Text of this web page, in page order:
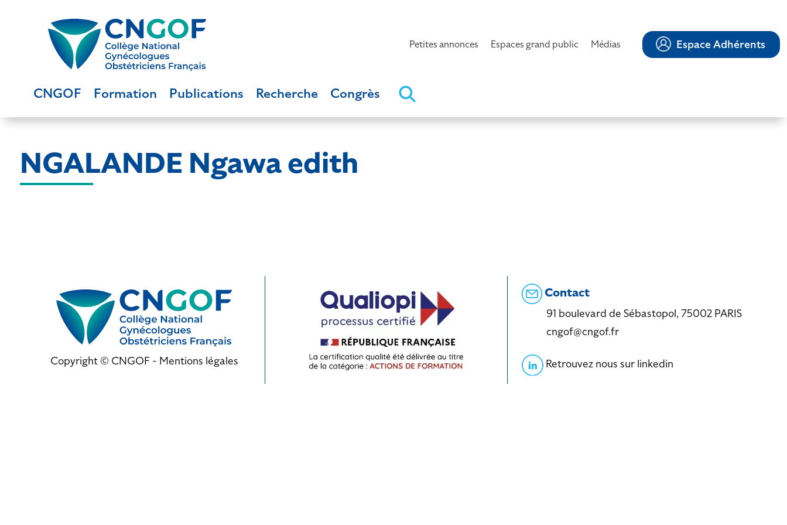
Petites annonces Espaces grand public Médias Espace Adhérents
CNGOF Formation Publications Recherche Congrès
NGALANDE Ngawa edith
Copyright © CNGOF - Mentions légales
Contact
91 boulevard de Sébastopol, 75002 PARIS
cngof@cngof.fr
Retrouvez nous sur linkedin